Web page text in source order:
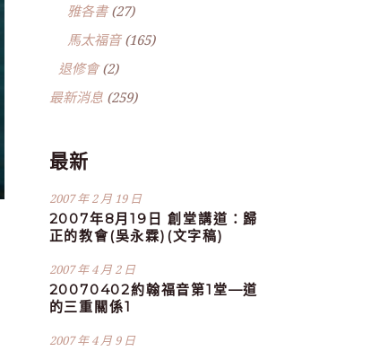
雅各書(27)
馬太福音(165)
退修會(2)
最新消息(259)
最新
2007 年 2 月 19 日
2007年8月19日 創堂講道：歸
正的教會(吳永霖)(文字稿)
2007 年 4 月 2 日
20070402約翰福音第1堂—道
的三重關係1
2007 年 4 月 9 日